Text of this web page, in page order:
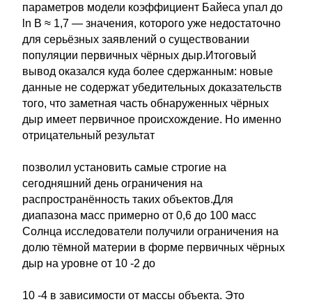
параметров модели коэффициент Байеса упал до
ln B ≈ 1,7 — значения, которого уже недостаточно
для серьёзных заявлений о существовании
популяции первичных чёрных дыр.Итоговый
вывод оказался куда более сдержанным: новые
данные не содержат убедительных доказательств
того, что заметная часть обнаруженных чёрных
дыр имеет первичное происхождение. Но именно
отрицательный результат
позволил установить самые строгие на
сегодняшний день ограничения на
распространённость таких объектов.Для
диапазона масс примерно от 0,6 до 100 масс
Солнца исследователи получили ограничения на
долю тёмной материи в форме первичных чёрных
дыр на уровне от 10 -2 до
10 -4 в зависимости от массы объекта. Это